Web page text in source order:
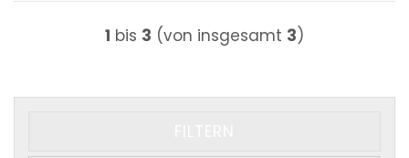
1 bis 3 (von insgesamt 3)